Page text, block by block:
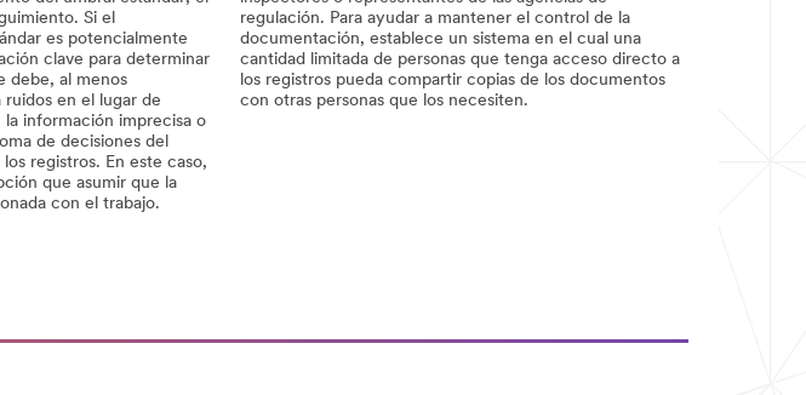
Si el
es potencialmente
clave para determinar
debe, al menos
en el lugar de
información imprecisa o
de decisiones del
registros. En este caso,
que asumir que la
con el trabajo.
regulación. Para ayudar a mantener el control de la
documentación, establece un sistema en el cual una
cantidad limitada de personas que tenga acceso directo a
los registros pueda compartir copias de los documentos
con otras personas que los necesiten.